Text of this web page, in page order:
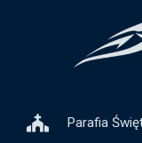
Parafia